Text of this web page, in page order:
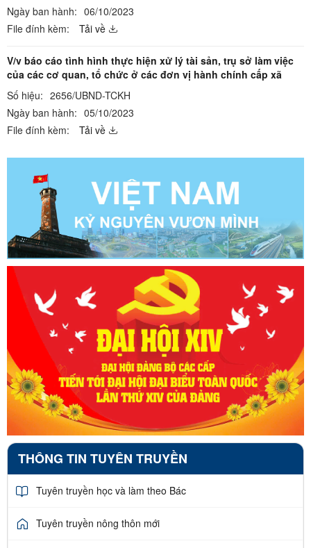
Ngày ban hành: 06/10/2023
File đính kèm:
Tải về
V/v báo cáo tình hình thực hiện xử lý tài sản, trụ sở làm việc
của các cơ quan, tổ chức ở các đơn vị hành chính cấp xã
Số hiệu: 2656/UBND-TCKH
Ngày ban hành: 05/10/2023
File đính kèm:
Tải về
THÔNG TIN TUYÊN TRUYỀN
Tuyên truyền học và làm theo Bác
Tuyên truyền nông thôn mới